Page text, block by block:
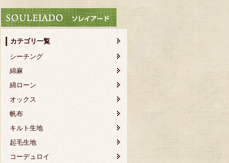
カテゴリ一覧
シーチング
綿麻
綿ローン
オックス
帆布
キルト生地
起毛生地
コーデュロイ